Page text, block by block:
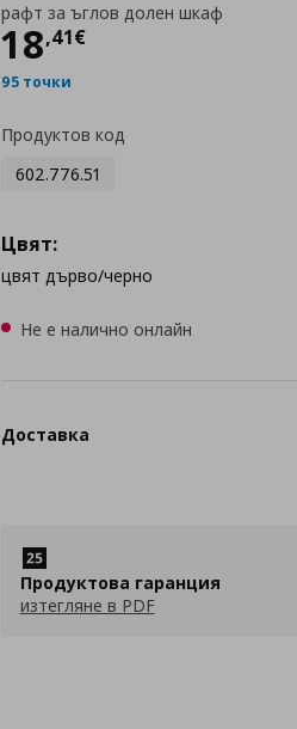
рафт за ъглов долен шкаф
18,41€
Цена
95 точки
Продуктов код
602.776.51
Цвят:
цвят дърво/черно
Не е налично онлайн
Доставка
Продуктова гаранция
изтегляне в PDF